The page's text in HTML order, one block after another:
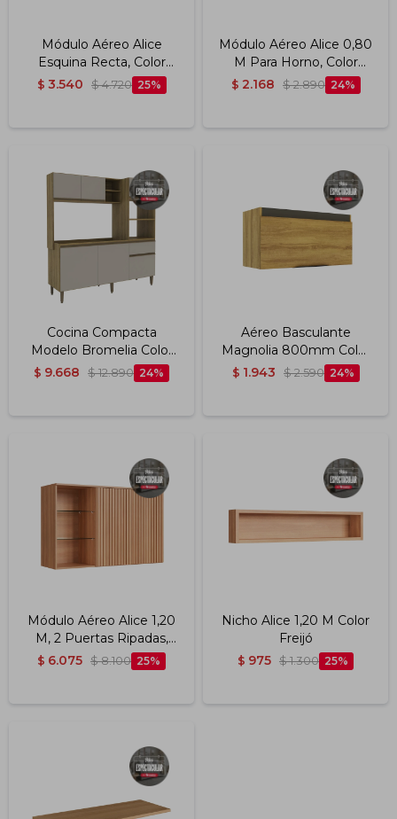
Módulo Aéreo Alice
Esquina Recta, Color
Arenas
$ 3.540 $ 4.720 25
Módulo Aéreo Alice 0,80
M Para Horno, Color
Freijó
$ 2.168 $ 2.890 24
Cocina Compacta
Modelo Bromelia Color
Miel /arenas
$ 9.668 $ 12.890 24
Aéreo Basculante
Magnolia 800mm Color
Miel/grafito
$ 1.943 $ 2.590 24
Módulo Aéreo Alice 1,20
M, 2 Puertas Ripadas,
Color Freijó
$ 6.075 $ 8.100 25
Nicho Alice 1,20 M Color
Freijó
$ 975 $ 1.300 25